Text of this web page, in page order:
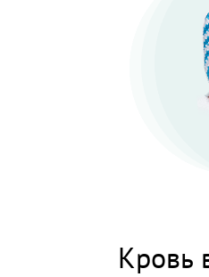
Кровь